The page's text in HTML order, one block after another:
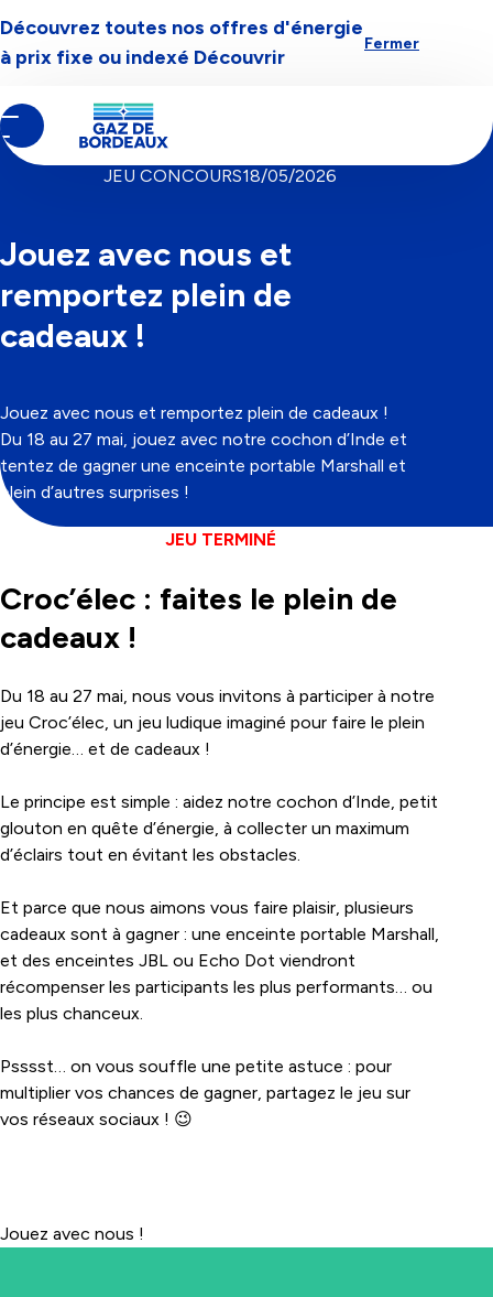
Aller à la navigation Aller au contenuAller au pied-de-page
Découvrez toutes nos offres d'énergie
à prix fixe ou indexé Découvrir
Fermer
Contenu
principal
d'Ariane
Notre actualité
CATÉGORIE
JEU CONCOURS18/05/2026
Jouez avec nous et
remportez plein de
cadeaux !
Jouez avec nous et remportez plein de cadeaux !
Du 18 au 27 mai, jouez avec notre cochon d’Inde et
tentez de gagner une enceinte portable Marshall et
plein d’autres surprises !
JEU TERMINÉ
Croc’élec : faites le plein de
cadeaux !
Du 18 au 27 mai, nous vous invitons à participer à notre
jeu Croc’élec, un jeu ludique imaginé pour faire le plein
d’énergie… et de cadeaux !
Le principe est simple : aidez notre cochon d’Inde, petit
glouton en quête d’énergie, à collecter un maximum
d’éclairs tout en évitant les obstacles.
Et parce que nous aimons vous faire plaisir, plusieurs
cadeaux sont à gagner : une enceinte portable Marshall,
et des enceintes JBL ou Echo Dot viendront
récompenser les participants les plus performants… ou
les plus chanceux.
Psssst… on vous souffle une petite astuce : pour
multiplier vos chances de gagner, partagez le jeu sur
vos réseaux sociaux ! 😉
Jouez avec nous !